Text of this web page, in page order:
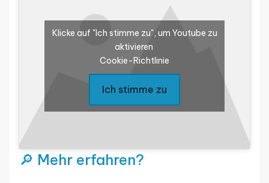
Klicke auf "Ich stimme zu", um Youtube zu
aktivieren
Cookie-Richtlinie
Ich stimme zu
🔎 Mehr erfahren?